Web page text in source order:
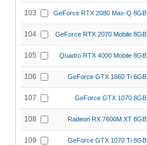
103 GeForce RTX 2080 Max-Q 8GB
104 GeForce RTX 2070 Mobile 8GB
105 Quadro RTX 4000 Mobile 8GB
106 GeForce GTX 1660 Ti 6GB
107 GeForce GTX 1070 8GB
108 Radeon RX 7600M XT 8GB
109 GeForce GTX 1070 Ti 8GB